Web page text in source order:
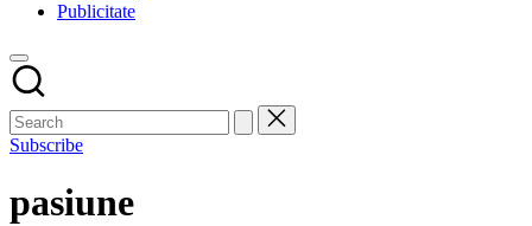
Publicitate
Subscribe
pasiune